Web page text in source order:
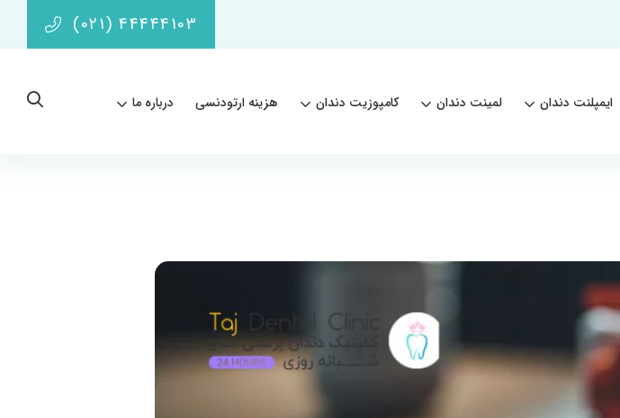
(021) 44444103
ایمپلنت دندان لمینت دندان کامپوزیت دندان هزینه ارتودنسی درباره ما